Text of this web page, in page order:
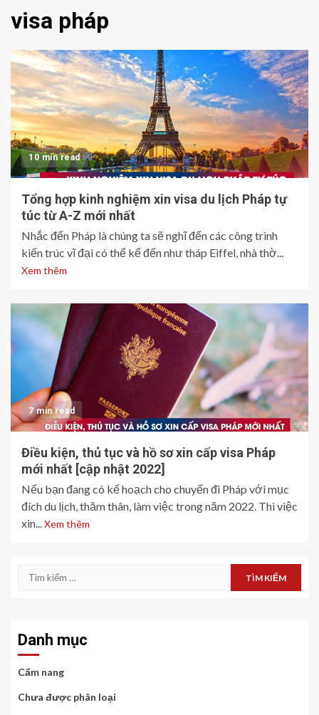
visa pháp
10 min read
Tổng hợp kinh nghiệm xin visa du lịch Pháp tự
túc từ A-Z mới nhất
Nhắc đến Pháp là chúng ta sẽ nghĩ đến các công trình
kiến trúc vĩ đại có thể kể đến như tháp Eiffel, nhà thờ...
Xem thêm
7 min read
Điều kiện, thủ tục và hồ sơ xin cấp visa Pháp
mới nhất [cập nhật 2022]
Nếu bạn đang có kế hoạch cho chuyến đi Pháp với mục
đích du lịch, thăm thân, làm việc trong năm 2022. Thì việc
xin...Xem thêm
Tìm
Danh mục
Cẩm nang
Chưa được phân loại